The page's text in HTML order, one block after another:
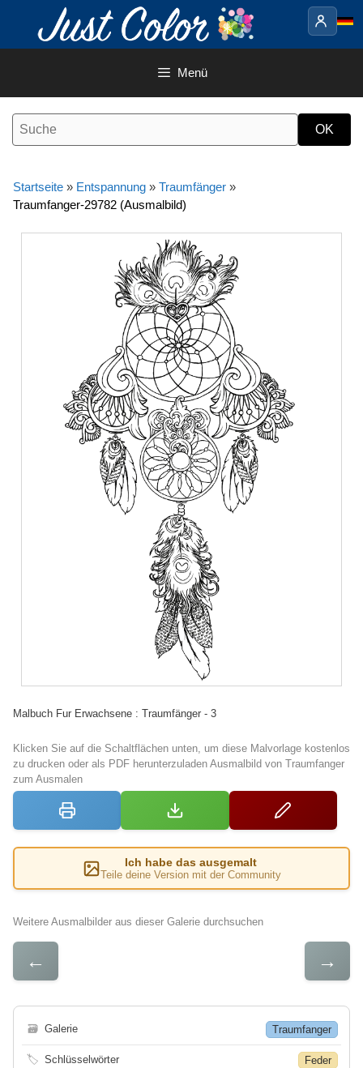
Inhalt
Menü
Startseite » Entspannung » Traumfänger »
Traumfanger-29782 (Ausmalbild)
Malbuch Fur Erwachsene : Traumfänger - 3
Klicken Sie auf die Schaltflächen unten, um diese Malvorlage kostenlos
zu drucken oder als PDF herunterzuladen Ausmalbild von Traumfanger
zum Ausmalen
Ich habe das ausgemalt
Teile deine Version mit der Community
Weitere Ausmalbilder aus dieser Galerie durchsuchen
← →
🗃 Galerie Traumfanger
🏷 Schlüsselwörter Feder